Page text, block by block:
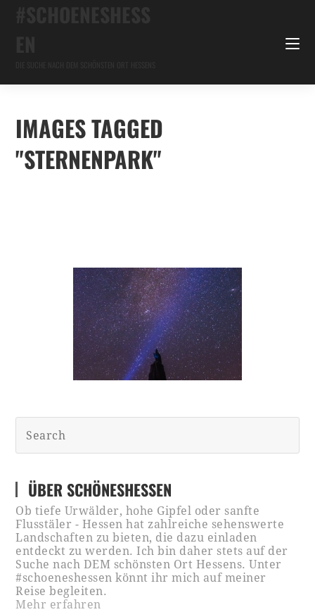
IMAGES TAGGED
"STERNENPARK"
ÜBER SCHÖNESHESSEN
Ob tiefe Urwälder, hohe Gipfel oder sanfte
Flusstäler - Hessen hat zahlreiche sehenswerte
Landschaften zu bieten, die dazu einladen
entdeckt zu werden. Ich bin daher stets auf der
Suche nach DEM schönsten Ort Hessens. Unter
#schoeneshessen könnt ihr mich auf meiner
Reise begleiten.
Mehr erfahren